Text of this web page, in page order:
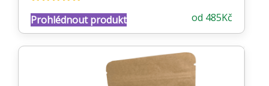
4.87z 5 od 485Kč
Prohlédnout produkt